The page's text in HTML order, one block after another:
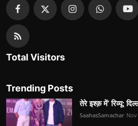
Total Visitors
Trending Posts
तेरे इश्क़ में’ रिव्यू:
SaahasSamachar Nov